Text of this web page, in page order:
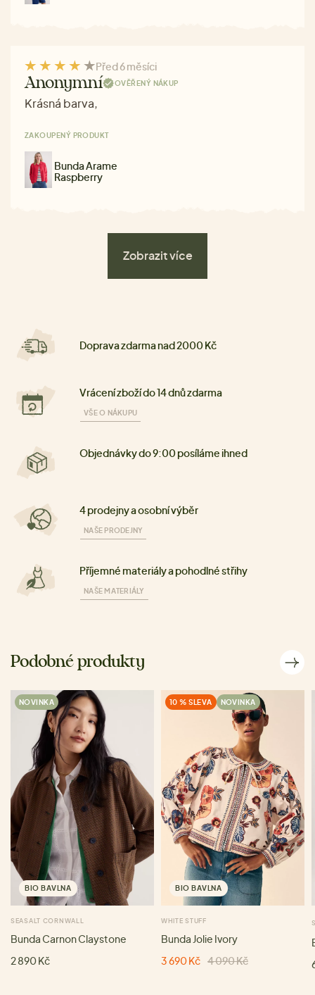
Před 6 měsíci
Anonymní OVĚŘENÝ NÁKUP
Krásná barva,
ZAKOUPENÝ PRODUKT
Bunda Arame
Raspberry
Zobrazit více
Doprava zdarma nad 2000 Kč
Vrácení zboží do 14 dnů zdarma
VŠE O NÁKUPU
Objednávky do 9:00 posíláme ihned
4 prodejny a osobní výběr
NAŠE PRODEJNY
Příjemné materiály a pohodlné střihy
NAŠE MATERIÁLY
Podobné produkty
NOVINKA
BIO BAVLNA
SEASALT CORNWALL
Bunda Carnon Claystone
2 890 Kč
10 % SLEVA NOVINKA
BIO BAVLNA
WHITE STUFF
Bunda Jolie Ivory
3 690 Kč 4 090 Kč